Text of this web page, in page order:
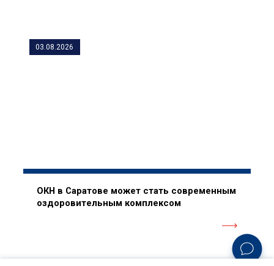
03.08.2026
ОКН в Саратове может стать современным
оздоровительным комплексом